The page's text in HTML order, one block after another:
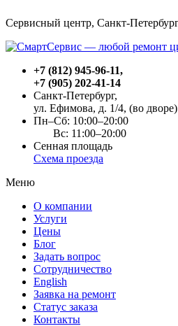
Сервисный центр, Cанкт-
+7 (812) 945-96-11,
+7 (905) 202-41-14
Санкт-Петербург,
ул. Ефимова, д. 1/4, (во дворе)
Пн–Сб: 10:00–20:00
Вс: 11:00–20:00
Сенная площадь
Схема проезда
Меню
О компании
Услуги
Цены
Блог
Задать вопрос
Сотрудничество
English
Заявка на ремонт
Статус заказа
Контакты